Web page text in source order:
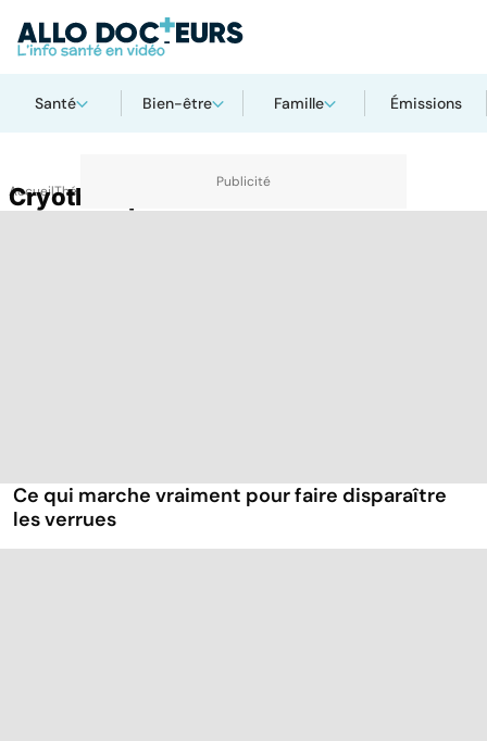
Santé Bien-être Famille Émissions
AccueilThématiques
Cryothérapie
Ce qui marche vraiment pour faire disparaître
les verrues